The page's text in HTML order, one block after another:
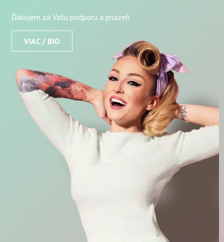
Ďakujem za Vašu podporu a priazeň
VIAC / BIO